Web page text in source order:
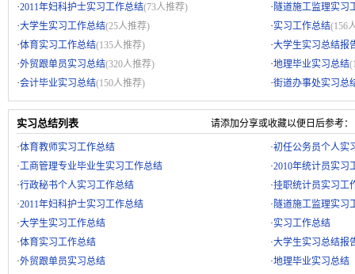
·2011年妇科护士实习工作总结(73人推荐) · 隧道施工监理实习
·大学生实习工作总结(25人推荐) ·实习工作总结(156
·体育实习工作总结(135人推荐) ·大学生实习总结报
·外贸跟单员实习总结(320人推荐) ·地理毕业实习总结
·会计毕业实习总结(150人推荐) ·街道办事处实习总
实习总结列表 请添加分享或收藏以便日后参考：
·体育教师实习工作总结 ·初任公务员个人实
·工商管理专业毕业生实习工作总结 ·2010年统计员实习
·行政秘书个人实习工作总结 ·挂职统计员实习工
·2011年妇科护士实习工作总结 · 隧道施工监理实习
·大学生实习工作总结 ·实习工作总结
·体育实习工作总结 ·大学生实习总结报
·外贸跟单员实习总结 ·地理毕业实习总结